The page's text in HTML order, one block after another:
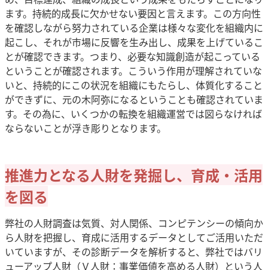
ます。持続的成長に欠かせない要因と言えます。この方向性
を確認しながら努力されている企業は様々な変化を組織内に
起こし、それが市場に反響を生み出し、成果を上げているこ
とが確認できます。つまり、必要な知識創造が起こっている
ということが確認されます。こういう作用が理解されていな
いと、持続的にこの状況を組織にもたらし、体質化すること
ができずに、元の木阿弥になるということも確認されていま
す。その為に、いくつかの転換を組織運営では図らなければ
ならないことが浮き彫りとなります。
推進力となる人財を発掘し、育成・活用
を図る
弊社の人財調査は気質、対人関係、コンピテンシーの傾向か
ら人財を把握し、育成に活用するデータとしてご活用いただ
いていますが、その診断データを解析すると、弊社ではバリ
ューアップ人財（Ｖ人財：事業価値を高める人財）という人